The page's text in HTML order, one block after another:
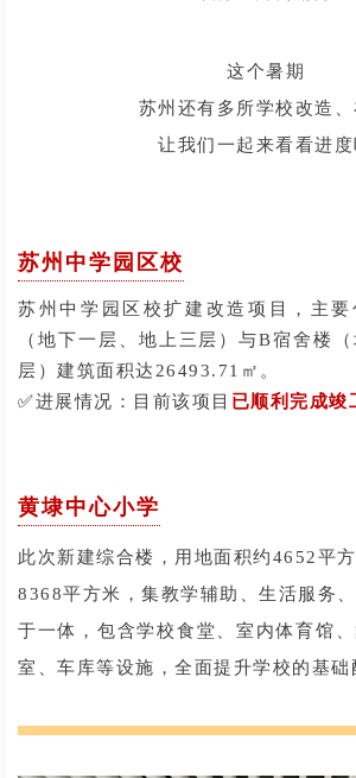
这个暑期
苏州还有多所学校改造、
让我们一起来看看进度
苏州中学园区校
苏州中学园区校扩建改造项目，主
（地下一层、地上三层）与B宿舍楼
层）建筑面积达26493.71㎡。
✅进展情况：目前该项目 已顺利完成竣
黄埭中心小学
此次新建综合楼，用地面积约4652平
8368平方米，集教学辅助、生活服务
于一体，包含学校食堂、室内体育馆
室、车库等设施，全面提升学校的基础